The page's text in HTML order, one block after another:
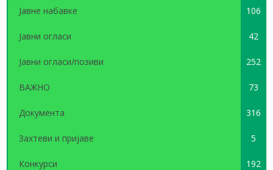
Јавне набавке 106
Јавни огласи 42
Јавни огласи/позиви 252
ВАЖНО 73
Документа 316
Захтеви и пријаве 5
Конкурси 192